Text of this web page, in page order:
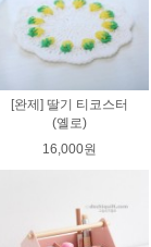
[완제] 딸기 티코스터
(옐로)
16,000원